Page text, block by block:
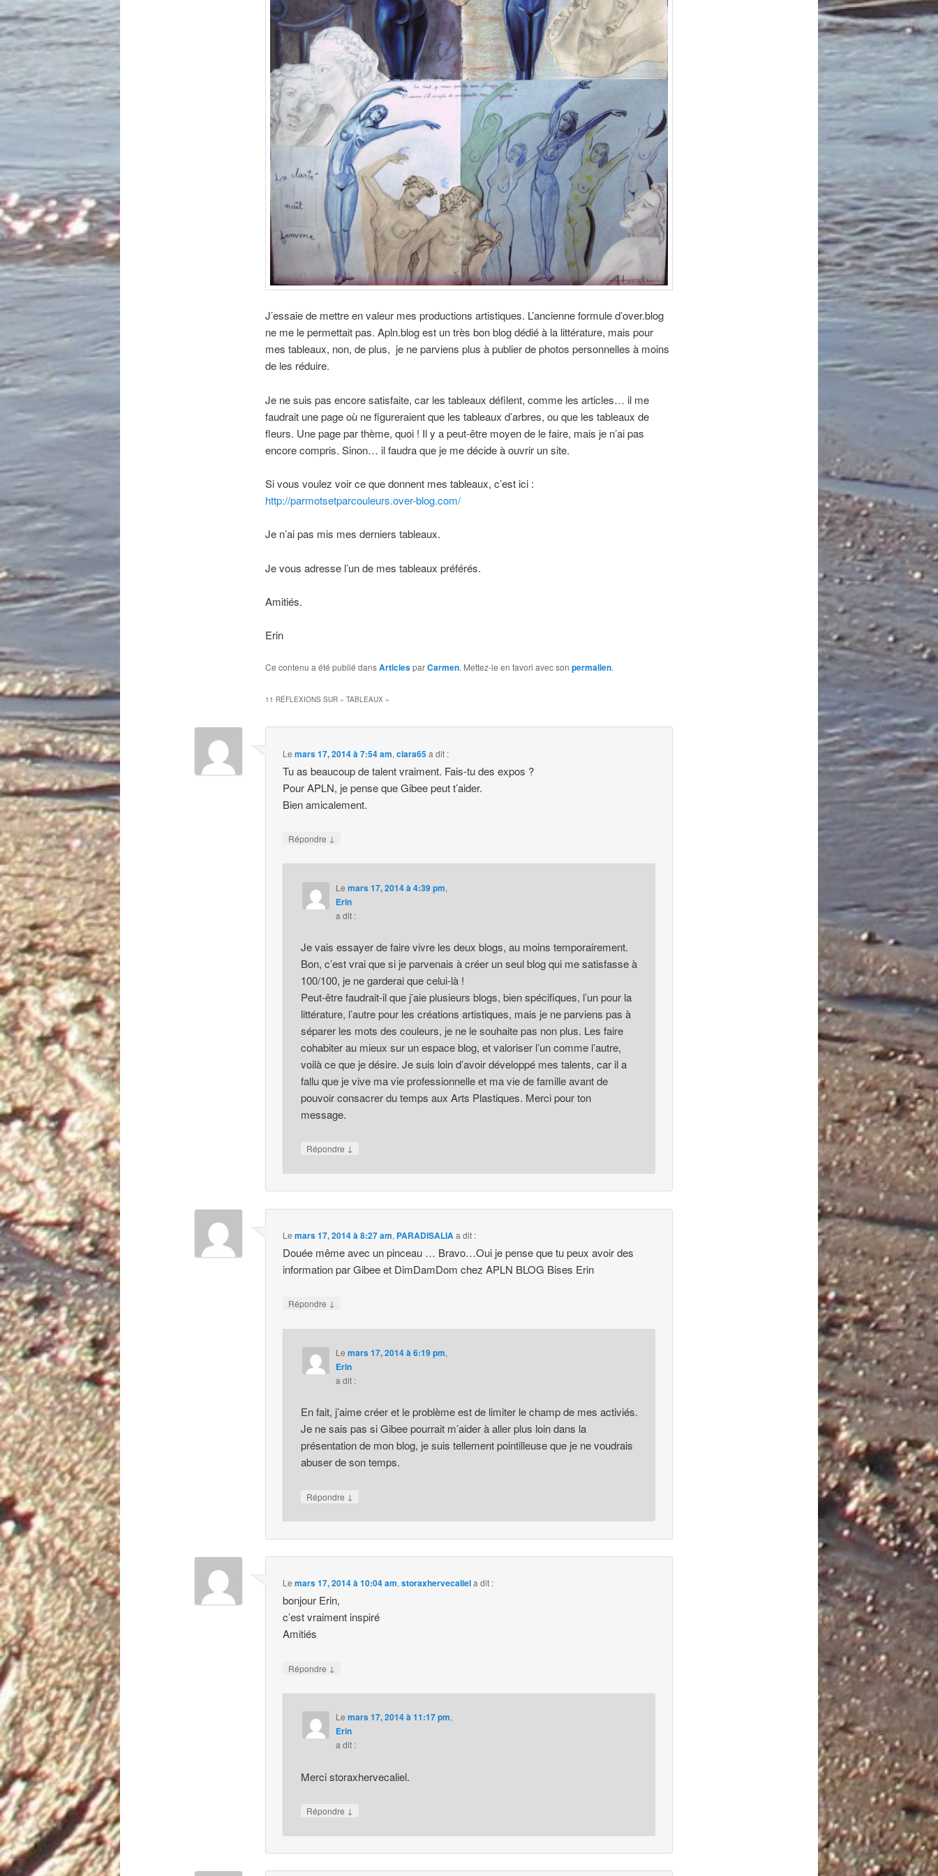
J’essaie de mettre en valeur mes productions artistiques. L’ancienne formule d’over.blog
ne me le permettait pas. Apln.blog est un très bon blog dédié à la littérature, mais pour
mes tableaux, non, de plus, je ne parviens plus à publier de photos personnelles à moins
de les réduire.
Je ne suis pas encore satisfaite, car les tableaux défilent, comme les articles… il me
faudrait une page où ne figureraient que les tableaux d’arbres, ou que les tableaux de
fleurs. Une page par thème, quoi ! Il y a peut-être moyen de le faire, mais je n’ai pas
encore compris. Sinon… il faudra que je me décide à ouvrir un site.
Si vous voulez voir ce que donnent mes tableaux, c’est ici :
http://parmotsetparcouleurs.over-blog.com/
Je n’ai pas mis mes derniers tableaux.
Je vous adresse l’un de mes tableaux préférés.
Amitiés.
Erin
Ce contenu a été publié dansArticlesparCarmen. Mettez-le en favori avec son permalien.
11 RÉFLEXIONS SUR « TABLEAUX»
Lemars 17, 2014 à 7:54 am,clara65a dit :
Tu as beaucoup de talent vraiment. Fais-tu des expos ?
Pour APLN, je pense que Gibee peut t’aider.
Bien amicalement.
Répondre ↓
Le mars 17, 2014 à 4:39 pm,
Erin
a dit :
Je vais essayer de faire vivre les deux blogs, au moins temporairement.
Bon, c’est vrai que si je parvenais à créer un seul blog qui me satisfasse à
100/100, je ne garderai que celui-là !
Peut-être faudrait-il que j’aie plusieurs blogs, bien spécifiques, l’un pour la
littérature, l’autre pour les créations artistiques, mais je ne parviens pas à
séparer les mots des couleurs, je ne le souhaite pas non plus. Les faire
cohabiter au mieux sur un espace blog, et valoriser l’un comme l’autre,
voilà ce que je désire. Je suis loin d’avoir développé mes talents, car il a
fallu que je vive ma vie professionnelle et ma vie de famille avant de
pouvoir consacrer du temps aux Arts Plastiques. Merci pour ton
message.
Répondre ↓
Lemars 17, 2014 à 8:27 am, PARADISALIAa dit :
Douée même avec un pinceau … Bravo…Oui je pense que tu peux avoir des
information par Gibee et DimDamDom chez APLN BLOG Bises Erin
Répondre ↓
Le mars 17, 2014 à 6:19 pm,
Erin
a dit :
En fait, j’aime créer et le problème est de limiter le champ de mes activiés.
Je ne sais pas si Gibee pourrait m’aider à aller plus loin dans la
présentation de mon blog, je suis tellement pointilleuse que je ne voudrais
abuser de son temps.
Répondre ↓
Lemars 17, 2014 à 10:04 am,storaxhervecaliela dit :
bonjour Erin,
c’est vraiment inspiré
Amitiés
Répondre ↓
Le mars 17, 2014 à 11:17 pm,
Erin
a dit :
Merci storaxhervecaliel.
Répondre ↓